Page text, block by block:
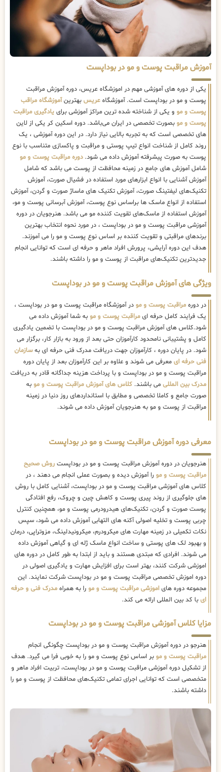
آموزش مراقبت پوست و مو در بوداپست
یکی از دوره های آموزشی مهم در اموزشگاه عریس، دوره آموزش مراقبت
پوست و مو در بوداپست است. آموزشگاه عریس بهترینآموزشگاه مراقب
پوست و مو و یکی از شناخته شده ترین مراکز آموزشی برای یادگیری مراقبت
پوست و مو بصورت تخصصی در ایران می‌باشد. دوره اسکین کر یکی از لاین
های تخصصی است که به تجربه بالایی نیاز دارد. در این دوره آموزشی ، یک
روند کامل از شناخت انواع تیپ پوستی و مراقبت و پاکسازی متناسب با نوع
پوست به صورت پیشرفته آموزش داده می شود.دوره مراقبت پوست و مو
شامل آموزش های جامع در زمینه محافظت از پوست می باشد که شامل
آموزش آشنایی با انواع ابزارهای مورد استفاده در فشیال صورت، آموزش
تکنیک‌های لیفتینگ صورت، آموزش تکنیک های ماساژ صورت و گردن، آموزش
استفاده از انواع ماسک ها براساس نوع پوست، آموزش آبرسانی پوست و مو،
آموزش استفاده از ماسک‌های تقویت کننده مو می باشد. هنرجویان در دوره
آموزشی مراقبت پوست و مو در بوداپست ، در مورد نحوه انتخاب بهترین
برندهای مراقبتی و تقویت کننده بر اساس نوع پوست و مو را می آموزند.
هدف این دوره آرایشی، پرورش افراد ماهر و حرفه ای است که توانایی انجام
جدیدترین تکنیک‌های مراقبت از پوست و مو را داشته باشند.
ویژگی های آموزش مراقبت پوست و مو در بوداپست
در دوره مراقبت پوست و مو در آموزشگاه مراقبت پوست و مو در بوداپست ،
یک فرایند کامل حرفه ای مراقبت پوست و مو به شما آموزش داده می
شود.کلاس های آموزش مراقبت پوست و مو در بوداپست با تضمین یادگیری
کامل و پشتیبانی نامحدود کارآموزان حتی بعد از ورود به بازار کار، برگزار می
شود. در پایان دوره ، کارآموزان جهت دریافت مدرک فنی حرفه ای بهسازمان
فنی حرفه ای معرفی می شوند و علاوه بر این کارآموزان بعد از پایان دوره
مراقبت پوست و مو در بوداپست و با پرداخت هزینه جداگانه قادر به دریافت
مدرک بین المللی می باشند. کلاس های آموزش مراقبت پوست و مو به
صورت جامع و کاملا تخصصی و مطابق با استانداردهای روز دنیا در زمینه
مراقبت از پوست و مو به هنرجویان آموزش داده می شوند.
معرفی دوره آموزش مراقبت پوست و مو در بوداپست
هنرجویان در دوره آموزش مراقبت پوست و مو در بوداپست روش صحیح
مراقبت پوست و مو را آموزش دیده و بصورت عملی انجام می دهند ، در
کلاس های آموزشی مراقبت پوست و مو در بوداپست، آشنایی کامل با روش
های جلوگیری از روند پیری پوست و کاهش چین و چروک، رفع افتادگی
پوست صورت و گردن، تکنیک‌های هیدرودرمی پوست و مو، همچنین کنترل
چربی پوست و تخلیه اصولی آکنه های التهابی آموزش داده می شود، سپس
نکات تکمیلی در زمینه مهارت های میکرودرم، میکرونیدلینگ، مزوتراپی، درمان
و بهبود لک های پوستی و ساخت انواع ماسک ژله ای و گیاهی آموزش داده
می شوند. افرادی که مبتدی هستند و باید از ابتدا به طور کامل در دوره های
اموزشی شرکت کنند، بهتر است برای افزایش مهارت و یادگیری اصولی در
دوره اموزش تخصصی مراقبت پوست و مو در بوداپست شرکت نمایند. این
مجموعه دوره های اموزشی مراقبت پوست و مو را به همراه مدرک فنی و حرفه
ای با کد بین المللی ارائه می کند.
مزایا کلاس آموزشی مراقبت پوست و مو در بوداپست
هنرجو در دوره آموزش مراقبت پوست و مو در بوداپست چگونگی انجام
مراقبت پوست و مو بر اساس نوع پوست و مو را به خوبی فرا می گیرد. هدف
از تشکیل دوره آموزشی مراقبت پوست و مو در بوداپست، تربیت افراد ماهر و
متخصصی است که توانایی اجرای تمامی تکنیک‌های محافظت از پوست و مو را
داشته باشند.